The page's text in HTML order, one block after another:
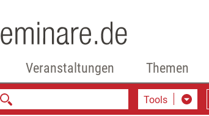
Veranstaltungen Themen
Tools